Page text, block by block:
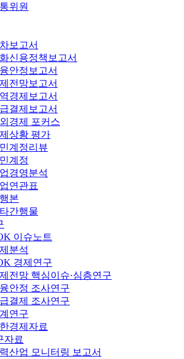
위원
보고서
신용정책보고서
안정보고서
전망보고서
경제보고서
결제보고서
경제 포커스
상황 평가
계정리뷰
계정
경영분석
연관표
본
간행물
이슈노트
분석
경제연구
전망 핵심이슈·심층연구
안정 조사연구
결제 조사연구
연구
경제자료
자료
산업 모니터링 보고서